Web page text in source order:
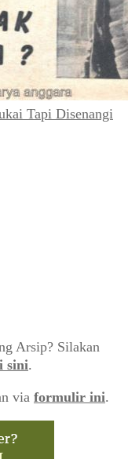
Tapi Disenangi
Arsip? Silakan
sini.
via formulir ini.